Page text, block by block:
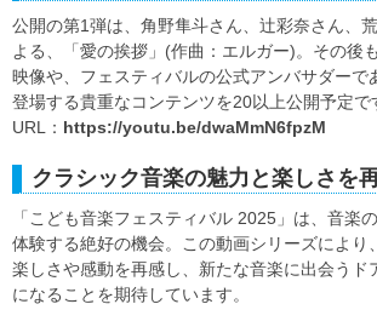
公開の第1弾は、角野隼斗さん、辻彩奈さん、
よる、「愛の挨拶」(作曲：エルガー)。その後
映像や、フェスティバルの公式アンバサダーで
登場する貴重なコンテンツを20以上公開予定で
URL： https://youtu.be/dwaMmN6fpzM
クラシック音楽の魅力と楽しさを
「こども音楽フェスティバル 2025」は、音楽
体験する絶好の機会。この動画シリーズにより
楽しさや感動を再感し、新たな音楽に出会うド
になることを期待しています。